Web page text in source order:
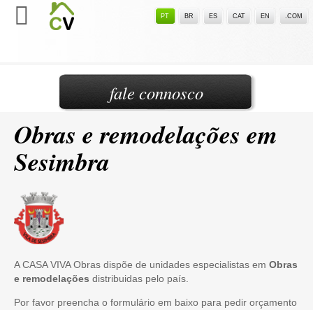
PT BR ES CAT EN .COM
Obras e remodelações em
Sesimbra
A CASA VIVA Obras dispõe de unidades especialistas em Obras
e remodelações distribuidas pelo país.
Por favor preencha o formulário em baixo para pedir orçamento
fale connosco